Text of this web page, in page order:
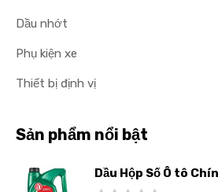
Dầu nhớt
Phụ kiện xe
Thiết bị định vị
Sản phẩm nổi bật
Dầu Hộp Số Ô tô